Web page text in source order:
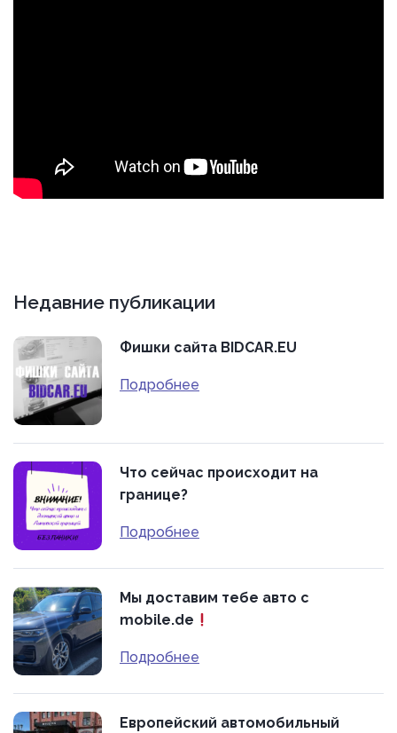
Недавние публикации
Фишки сайта BIDCAR.EU
Подробнее
Что сейчас происходит на
границе?
Подробнее
Мы доставим тебе авто с
mobile.de
Подробнее
Европейский автомобильный